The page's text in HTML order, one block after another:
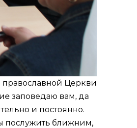
Церкви
заповедаю вам, да
и постоянно.
послужить ближним,